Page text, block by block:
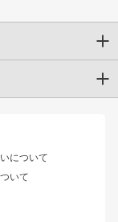
について
いて
ン
ン